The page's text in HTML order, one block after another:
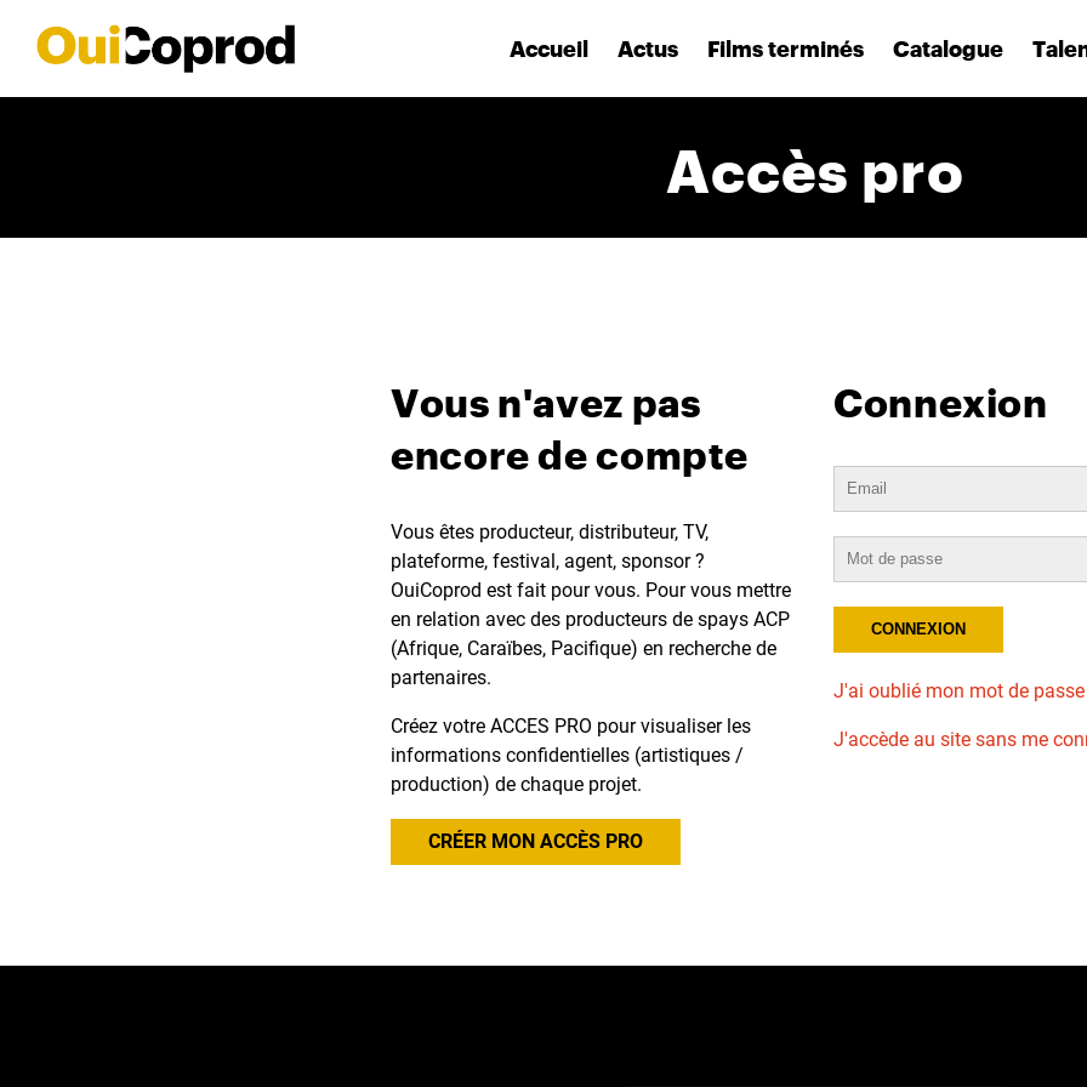
Accueil Actus Films terminés Catalogue
Accès pro
Vous n'avez pas
encore de compte
Vous êtes producteur, distributeur, TV,
plateforme, festival, agent, sponsor ?
OuiCoprod est fait pour vous. Pour vous mettre
en relation avec des producteurs de spays ACP
(Afrique, Caraïbes, Pacifique) en recherche de
partenaires.
Créez votre ACCES PRO pour visualiser les
informations confidentielles (artistiques /
production) de chaque projet.
CRÉER MON ACCÈS PRO
Connexion
J'ai oublié mon mot de passe
J'accède au site sans me